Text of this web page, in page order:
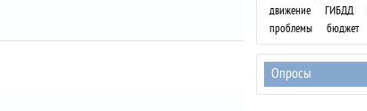
движение
ГИБДД
проблемы
бюджет
Опросы